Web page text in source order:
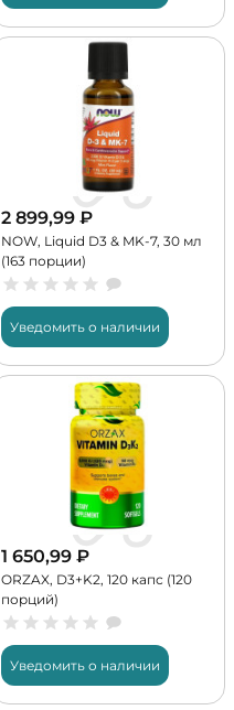
2 899,99 ₽
NOW, Liquid D3 & MK-7, 30 мл
(163 порции)
Уведомить о наличии
1 650,99 ₽
ORZAX, D3+K2, 120 капс (120
порций)
Уведомить о наличии